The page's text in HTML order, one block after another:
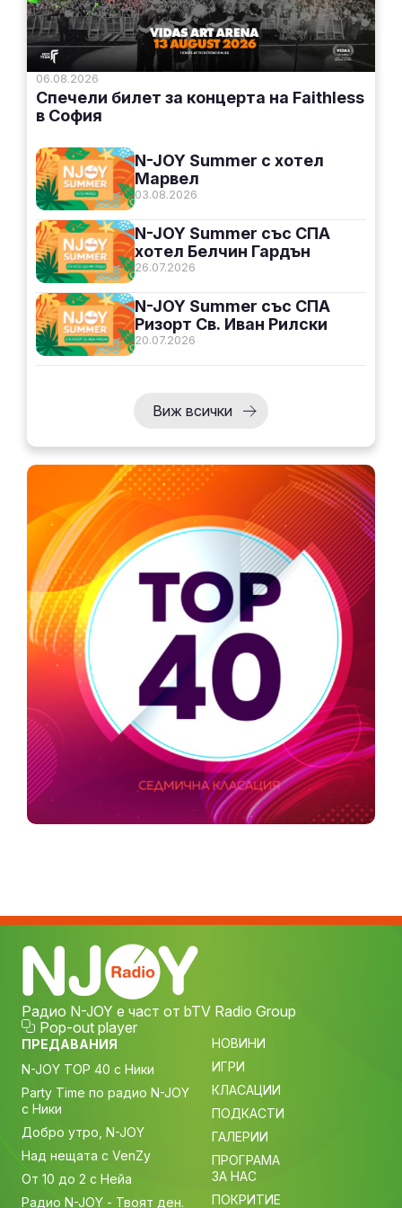
06.08.2026
Спечели билет за концерта на Faithless
в София
03.08.2026
N-JOY Summer с хотел
Марвел
26.07.2026
N-JOY Summer със СПА
хотел Белчин Гардън
20.07.2026
N-JOY Summer със СПА
Ризорт Св. Иван Рилски
Виж всички
Радио N-JOY е част от bTV Radio Group
Pop-out player
ПРЕДАВАНИЯ
N-JOY TOP 40 с Ники
Party Time по радио N-JOY
с Ники
Добро утро, N-JOY
Над нещата с VenZy
От 10 до 2 с Нейа
Радио N-JOY - Твоят ден.
НОВИНИ
ИГРИ
КЛАСАЦИИ
ПОДКАСТИ
ГАЛЕРИИ
ПРОГРАМА
ЗА НАС
ПОКРИТИЕ